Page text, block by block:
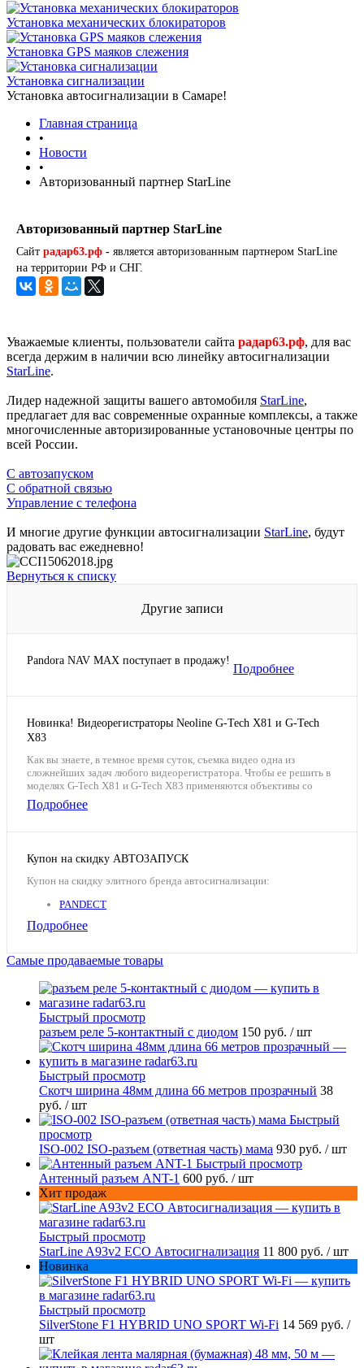
Установка механических блокираторов
Установка GPS маяков слежения
Установка сигнализации
Установка автосигнализации в Самаре!
Главная страница
•
Новости
•
Авторизованный партнер StarLine
Авторизованный партнер StarLine
Сайт радар63.рф - является авторизованным партнером StarLine
на территории РФ и СНГ.
Уважаемые клиенты, пользователи сайта радар63.рф, для вас
всегда держим в наличии всю линейку автосигнализации
StarLine.
Лидер надежной защиты вашего автомобиля StarLine,
предлагает для вас современные охранные комплексы, а также
многочисленные авторизированные установочные центры по
всей России.
С автозапуском
С обратной связью
Управление с телефона
И многие другие функции автосигнализации StarLine, будут
радовать вас ежедневно!
Вернуться к списку
Другие записи
Pandora NAV MAX поступает в продажу!
Подробнее
Новинка! Видеорегистраторы Neoline G-Tech X81 и G-Tech
X83
Как вы знаете, в темное время суток, съемка видео одна из
сложнейших задач любого видеорегистратора. Чтобы ее решить в
моделях G-Tech X81 и G-Tech X83 применяются объективы со
стеклянными просветленными линзами и потрясающей
светосилой, которую редко встретишь даже в устройствах
Подробнее
Купон на скидку АВТОЗАПУСК
Купон на скидку элитного бренда автосигнализации:
PANDECT
Подробнее
Самые продаваемые товары
Быстрый просмотр
разъем реле 5-контактный с диодом 150 руб. / шт
Быстрый просмотр
Скотч ширина 48мм длина 66 метров прозрачный 38
руб. / шт
Быстрый
просмотр
ISO-002 ISO-разъем (ответная часть) мама 930 руб. / шт
Быстрый просмотр
Антенный разъем ANT-1 600 руб. / шт
Хит продаж
Быстрый просмотр
StarLine A93v2 ECO Автосигнализация 11 800 руб. / шт
Новинка
Быстрый просмотр
SilverStone F1 HYBRID UNO SPORT Wi-Fi 14 569 руб. /
шт